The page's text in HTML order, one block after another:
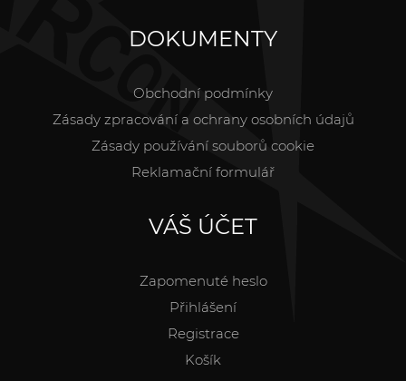
DOKUMENTY
Obchodní podmínky
Zásady zpracování a ochrany osobních údajů
Zásady používání souborů cookie
Reklamační formulář
VÁŠ ÚČET
Zapomenuté heslo
Přihlášení
Registrace
Košík